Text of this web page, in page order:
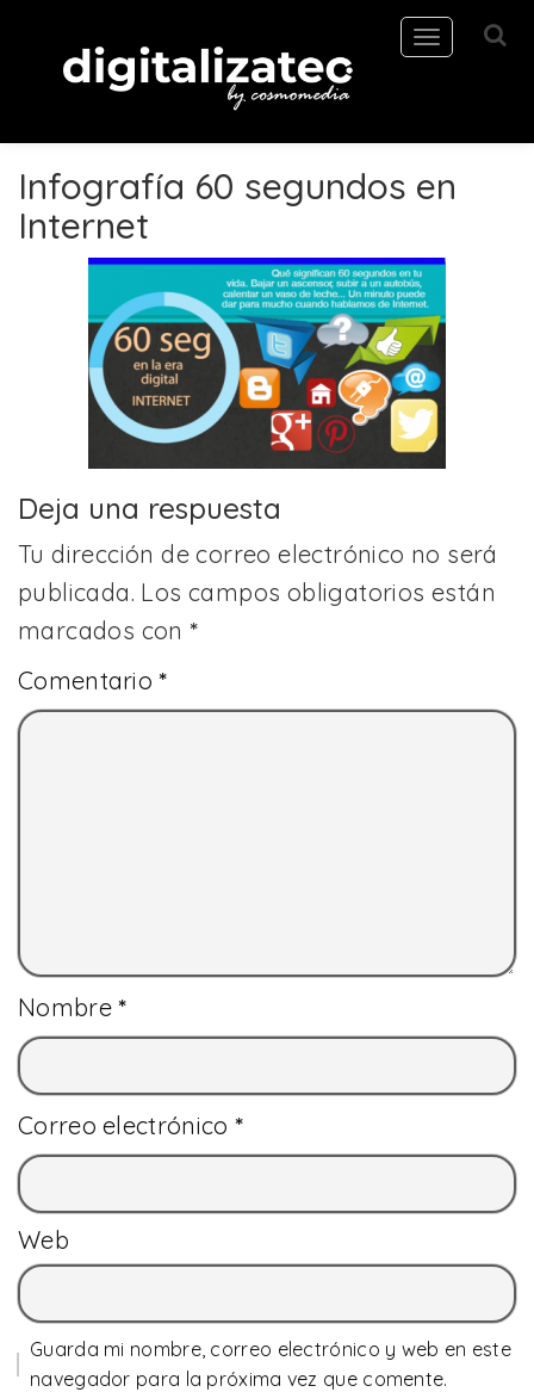
Toggle
navigation
Infografía 60 segundos en
Internet
Deja una respuesta
Tu dirección de correo electrónico no será
publicada. Los campos obligatorios están
marcados con*
Comentario*
Nombre*
Correo electrónico *
Web
Guarda mi nombre, correo electrónico y web en este
navegador para la próxima vez que comente.